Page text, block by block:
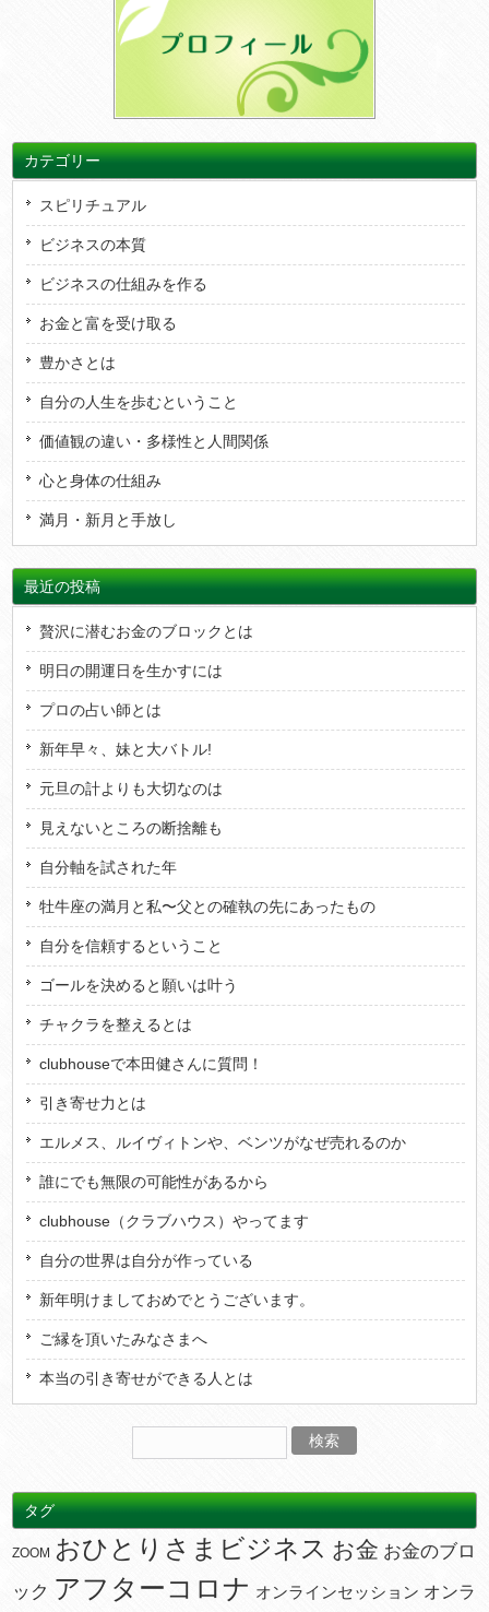
カテゴリー
スピリチュアル
ビジネスの本質
ビジネスの仕組みを作る
お金と富を受け取る
豊かさとは
自分の人生を歩むということ
価値観の違い・多様性と人間関係
心と身体の仕組み
満月・新月と手放し
最近の投稿
贅沢に潜むお金のブロックとは
明日の開運日を生かすには
プロの占い師とは
新年早々、妹と大バトル!
元旦の計よりも大切なのは
見えないところの断捨離も
自分軸を試された年
牡牛座の満月と私〜父との確執の先にあったもの
自分を信頼するということ
ゴールを決めると願いは叶う
チャクラを整えるとは
clubhouseで本田健さんに質問！
引き寄せ力とは
エルメス、ルイヴィトンや、ベンツがなぜ売れるのか
誰にでも無限の可能性があるから
clubhouse（クラブハウス）やってます
自分の世界は自分が作っている
新年明けましておめでとうございます。
ご縁を頂いたみなさまへ
本当の引き寄せができる人とは
タグ
ZOOM おひとりさまビジネス お金 お金のブロ
ック アフターコロナ オンラインセッション オンラ